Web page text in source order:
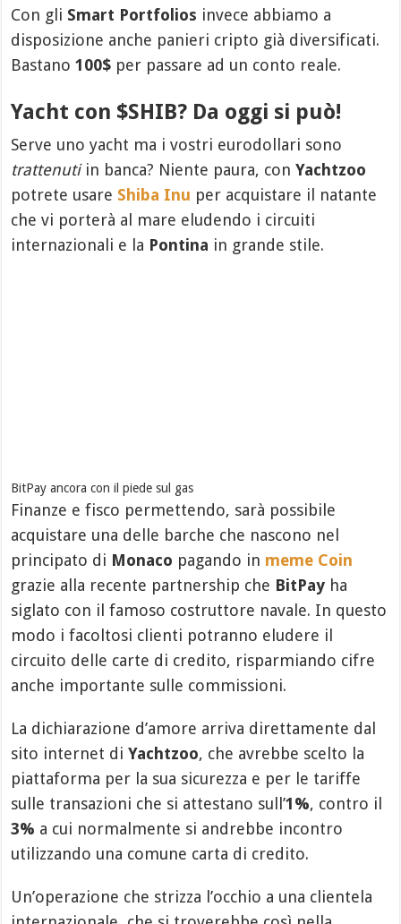
Con gli Smart Portfolios invece abbiamo a
disposizione anche panieri cripto già diversificati.
Bastano100$ per passare ad un conto reale.
Yacht con $SHIB? Da oggi si può!
Serve uno yacht ma i vostri eurodollari sono
trattenutiin banca? Niente paura, conYachtzoo
potrete usare Shiba Inu per acquistare il natante
che vi porterà al mare eludendo i circuiti
internazionali e la Pontina in grande stile.
BitPay ancora con il piede sul gas
Finanze e fisco permettendo, sarà possibile
acquistare una delle barche che nascono nel
principato di Monaco pagando in meme Coin
grazie alla recente partnership che BitPay ha
siglato con il famoso costruttore navale. In questo
modo i facoltosi clienti potranno eludere il
circuito delle carte di credito, risparmiando cifre
anche importante sulle commissioni.
La dichiarazione d’amore arriva direttamente dal
sito internet diYachtzoo, che avrebbe scelto la
piattaforma per la sua sicurezza e per le tariffe
sulle transazioni che si attestano sull’1%, contro il
3% a cui normalmente si andrebbe incontro
utilizzando una comune carta di credito.
Un’operazione che strizza l’occhio a una clientela